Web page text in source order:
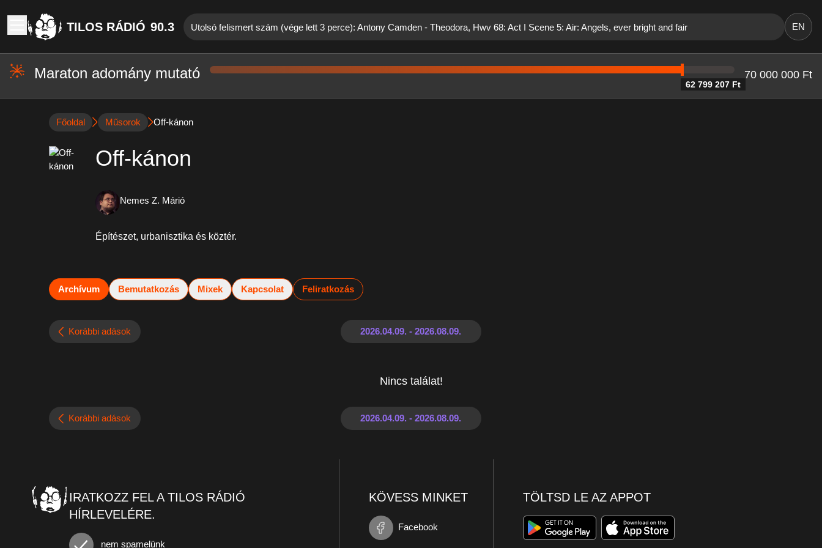
TILOS RÁDIÓ 90.3 Utolsó felismert szám (vége lett 3 perce): Antony Camden - Theodora, Hwv 68: Act I Scene 5: Air: Angels, ever bright and fair EN
Maraton adomány mutató
62 799 207 Ft
70 000 000 Ft
Főoldal Műsorok Off-kánon
Off-kánon
Nemes Z. Márió
Építészet, urbanisztika és köztér.
Archívum Bemutatkozás Mixek Kapcsolat Feliratkozás
Korábbi adások
Nincs találat!
Korábbi adások
IRATKOZZ FEL A TILOS RÁDIÓ
HÍRLEVELÉRE.
nem spamelünk
KÖVESS MINKET
Facebook
TÖLTSD LE AZ APPOT